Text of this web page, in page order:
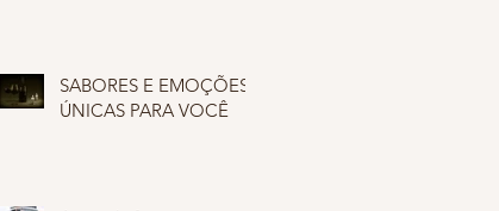
SABORES E EMOÇÕES
ÚNICAS PARA VOCÊ